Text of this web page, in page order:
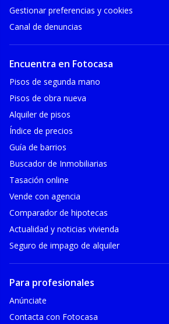
Gestionar preferencias y cookies
Canal de denuncias
Encuentra en Fotocasa
Pisos de segunda mano
Pisos de obra nueva
Alquiler de pisos
Índice de precios
Guía de barrios
Buscador de Inmobiliarias
Tasación online
Vende con agencia
Comparador de hipotecas
Actualidad y noticias vivienda
Seguro de impago de alquiler
Para profesionales
Anúnciate
Contacta con Fotocasa